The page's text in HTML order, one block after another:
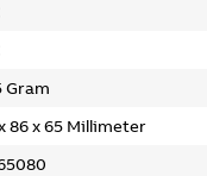
Gram
86 x 65 Millimeter